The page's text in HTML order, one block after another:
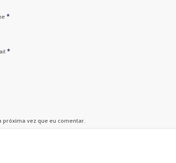
*
*
vez que eu comentar.